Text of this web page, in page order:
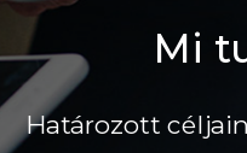
Mi
Határozott